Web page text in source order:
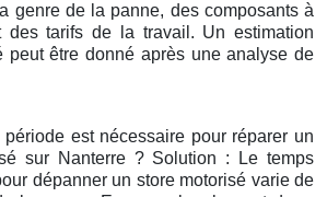
genre de la panne, des composants à
des tarifs de la travail. Un estimation
peut être donné après une analyse de
est nécessaire pour réparer un
sur Nanterre ? Solution : Le temps
dépanner un store motorisé varie de